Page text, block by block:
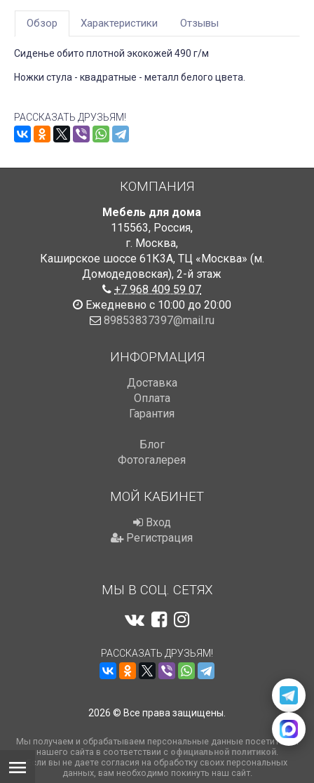
Обзор Характеристики Отзывы
Сиденье обито плотной экокожей 490 г/м
Ножки стула - квадратные - металл белого цвета.
РАССКАЗАТЬ ДРУЗЬЯМ!
КОМПАНИЯ
Мебель для дома
115563, Россия,
г. Москва,
Каширское шоссе 61К3А, ТЦ «Москва» (м.
Домодедовская), 2-й этаж
+7 968 409 59 07
Ежедневно с 10:00 до 20:00
89853837397@mail.ru
ИНФОРМАЦИЯ
Доставка
Оплата
Гарантия
Блог
Фотогалерея
МОЙ КАБИНЕТ
Вход
Регистрация
МЫ В СОЦ. СЕТЯХ
РАССКАЗАТЬ ДРУЗЬЯМ!
2026 © Все права защищены.
Мы получаем и обрабатываем персональные данные посетителей
нашего сайта в соответствии с официальной политикой.
Если вы не даете согласия на обработку своих персональных
данных, вам необходимо покинуть наш сайт.